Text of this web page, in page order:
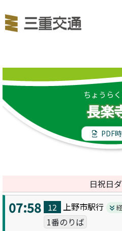
ちょうら
長楽
PDF
日祝日
07:58 12 上野市駅行
1番のりば